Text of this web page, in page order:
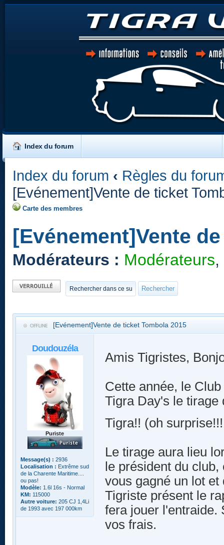
Index du forum
Index du forum ‹ Règles du
[Evénement]Vente de ticket
Carte des membres
[Evénement]Vente
Modérateurs : Modérateurs,
Sujet verrouillé
[Evénement]Vente de ticket Tombola 2015
Doudouzéla
Puriste
Message(s) : 2936
Localisation : Extrême sud
de la Charente Maritime....
ou pas!
Modèle: 1.6l 16s - Normal
KM: 115000
Autre voiture: 205 CJ 1,4Li
de 1993 avec 197 000km
Amis Tigristes,
Cette année, le
Tigra Day's le tirage
Tigra!! (oh
Le tirage aura lieu
le président du
vous gagné un lot
Tigriste présent le
fera jouer l'entraide.
vos frais.